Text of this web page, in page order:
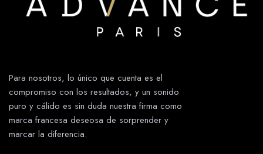
Directions
Hazeqo - Dipiom Media
Francia
204.3 km
Directions
Para nosotros, lo único que cuenta es el
compromiso con los resultados, y un sonido
puro y cálido es sin duda nuestra firma como
marca francesa deseosa de sorprender y
marcar la diferencia.